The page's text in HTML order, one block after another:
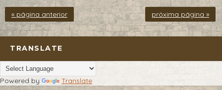
« página anterior próxima página »
TRANSLATE
Powered by Translate